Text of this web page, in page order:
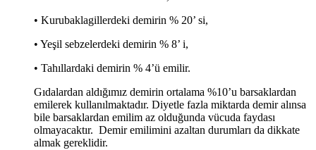
• Kurubaklagillerdeki demirin % 20’ si,
• Yeşil sebzelerdeki demirin % 8’ i,
• Tahıllardaki demirin % 4’ü emilir.
Gıdalardan aldığımız demirin ortalama %10’u barsaklardan
emilerek kullanılmaktadır. Diyetle fazla miktarda demir alınsa
bile barsaklardan emilim az olduğunda vücuda faydası
olmayacaktır. Demir emilimini azaltan durumları da dikkate
almak gereklidir.